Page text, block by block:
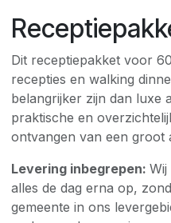
Dit receptiepakket voor
recepties en walking
belangrijker zijn dan luxe
praktische en
ontvangen van een groot
Levering inbegrepen:
alles de dag erna op,
gemeente in ons